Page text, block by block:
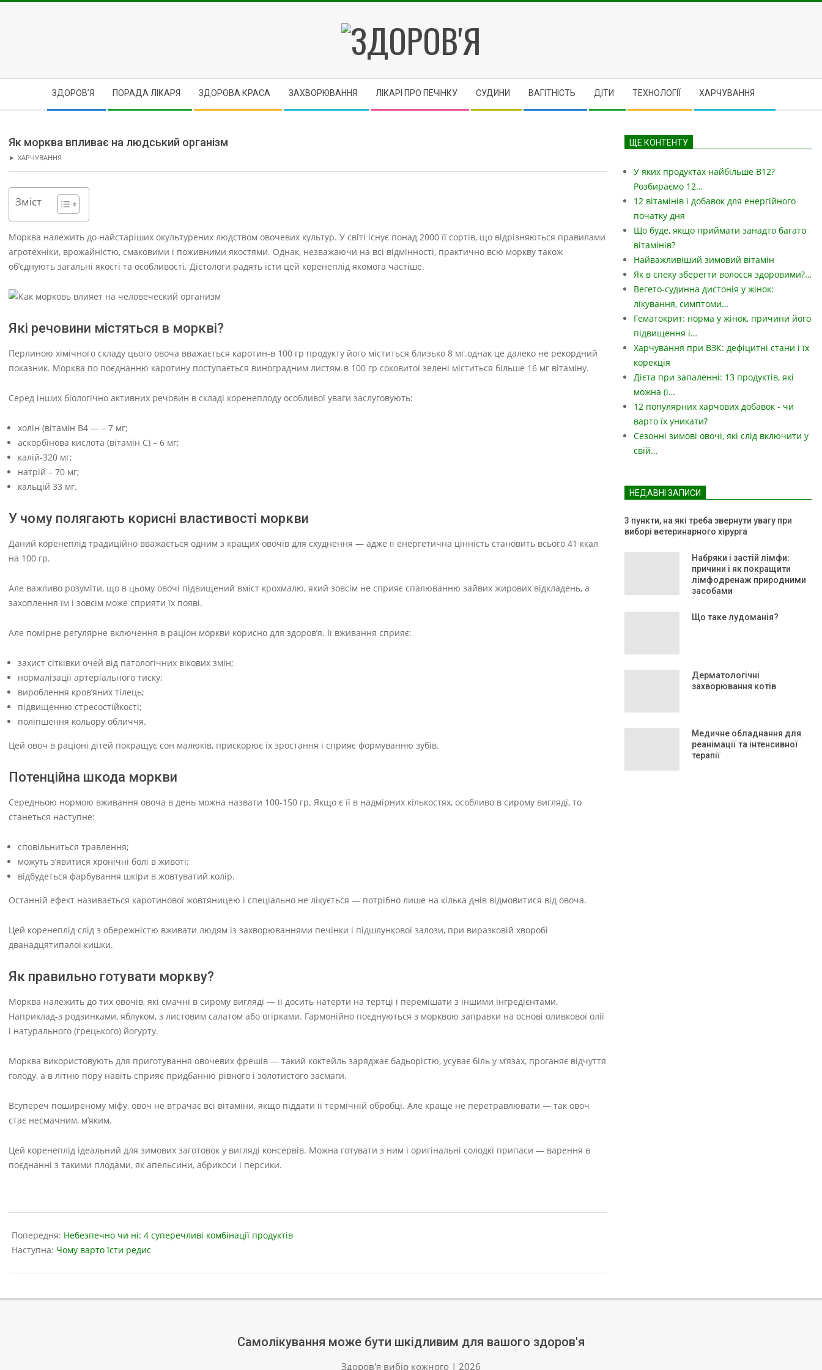
ЗДОРОВ'Я
ЗДОРОВ’Я ПОРАДА ЛІКАРЯ ЗДОРОВА КРАСА ЗАХВОРЮВАННЯ ЛІКАРІ ПРО ПЕЧІНКУ CУДИНИ ВАГІТНІСТЬ ДІТИ ТЕХНОЛОГІЇ ХАРЧУВАННЯ
Як морква впливає на людський організм
➤ ХАРЧУВАННЯ
Зміст
Морква належить до найстаріших окультурених людством овочевих культур. У світі існує понад 2000 її сортів, що відрізняються правилами
агротехніки, врожайністю, смаковими і поживними якостями. Однак, незважаючи на всі відмінності, практично всю моркву також
об’єднують загальні якості та особливості. Дієтологи радять їсти цей коренеплід якомога частіше.
Які речовини містяться в моркві?
Перлиною хімічного складу цього овоча вважається каротин-в 100 гр продукту його міститься близько 8 мг.однак це далеко не рекордний
показник. Морква по поєднанню каротину поступається виноградним листям-в 100 гр соковитої зелені міститься більше 16 мг вітаміну.
Серед інших біологічно активних речовин в складі коренеплоду особливої уваги заслуговують:
холін (вітамін В4 — – 7 мг;
аскорбінова кислота (вітамін C) – 6 мг;
калій-320 мг;
натрій – 70 мг;
кальцій 33 мг.
У чому полягають корисні властивості моркви
Даний коренеплід традиційно вважається одним з кращих овочів для схуднення — адже її енергетична цінність становить всього 41 ккал
на 100 гр.
Але важливо розуміти, що в цьому овочі підвищений вміст крохмалю, який зовсім не сприяє спалюванню зайвих жирових відкладень, а
захоплення їм і зовсім може сприяти їх появі.
Але помірне регулярне включення в раціон моркви корисно для здоров’я. Її вживання сприяє:
захист сітківки очей від патологічних вікових змін;
нормалізації артеріального тиску;
вироблення кров’яних тілець;
підвищенню стресостійкості;
поліпшення кольору обличчя.
Цей овоч в раціоні дітей покращує сон малюків, прискорює їх зростання і сприяє формуванню зубів.
Потенційна шкода моркви
Середньою нормою вживання овоча в день можна назвати 100-150 гр. Якщо є її в надмірних кількостях, особливо в сирому вигляді, то
станеться наступне:
сповільниться травлення;
можуть з’явитися хронічні болі в животі;
відбудеться фарбування шкіри в жовтуватий колір.
Останній ефект називається каротинової жовтяницею і спеціально не лікується — потрібно лише на кілька днів відмовитися від овоча.
Цей коренеплід слід з обережністю вживати людям із захворюваннями печінки і підшлункової залози, при виразковій хворобі
дванадцятипалої кишки.
Як правильно готувати моркву?
Морква належить до тих овочів, які смачні в сирому вигляді — її досить натерти на тертці і перемішати з іншими інгредієнтами.
Наприклад-з родзинками, яблуком, з листовим салатом або огірками. Гармонійно поєднуються з морквою заправки на основі оливкової олії
і натурального (грецького) йогурту.
Морква використовують для приготування овочевих фрешів — такий коктейль заряджає бадьорістю, усуває біль у м’язах, проганяє відчуття
голоду, а в літню пору навіть сприяє придбанню рівного і золотистого засмаги.
Всупереч поширеному міфу, овоч не втрачає всі вітаміни, якщо піддати її термічній обробці. Але краще не перетравлювати — так овоч
стає несмачним, м’яким.
Цей коренеплід ідеальний для зимових заготовок у вигляді консервів. Можна готувати з ним і оригінальні солодкі припаси — варення в
поєднанні з такими плодами, як апельсини, абрикоси і персики.
07-
28
Попередня: Небезпечно чи ні: 4 суперечливі комбінації продуктів
Наступна: Чому варто їсти редис
ЩЕ КОНТЕНТУ
У яких продуктах найбільше B12?
Розбираємо 12…
12 вітамінів і добавок для енергійного
початку дня
Що буде, якщо приймати занадто багато
вітамінів?
Найважливіший зимовий вітамін
Як в спеку зберегти волосся здоровими?…
Вегето-судинна дистонія у жінок:
лікування, симптоми…
Гематокрит: норма у жінок, причини його
підвищення і…
Харчування при ВЗК: дефіцитні стани і їх
корекція
Дієта при запаленні: 13 продуктів, які
можна (і…
12 популярних харчових добавок - чи
варто їх уникати?
Сезонні зимові овочі, які слід включити у
свій…
НЕДАВНІ ЗАПИСИ
3 пункти, на які треба звернути увагу при
виборі ветеринарного хірурга
Набряки і застій лімфи:
причини і як покращити
лімфодренаж природними
засобами
Що таке лудоманія?
Дерматологічні
захворювання котів
Медичне обладнання для
реанімації та інтенсивної
терапії
Самолікування може бути шкідливим для вашого здоров'я
Здоров'я вибір кожного | 2026